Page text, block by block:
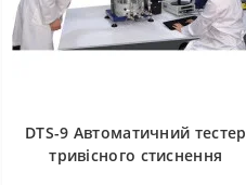
DTS-9 Автоматичний тестер
тривісного стиснення